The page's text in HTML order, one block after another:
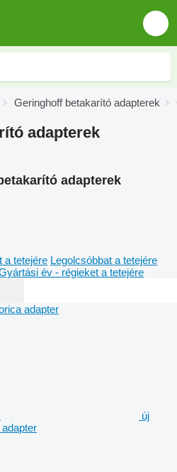
Geringhoff betakarító adapterek
adapterek
adapterek
a tetejére Legolcsóbbat a tetejére
év - régieket a tetejére
új